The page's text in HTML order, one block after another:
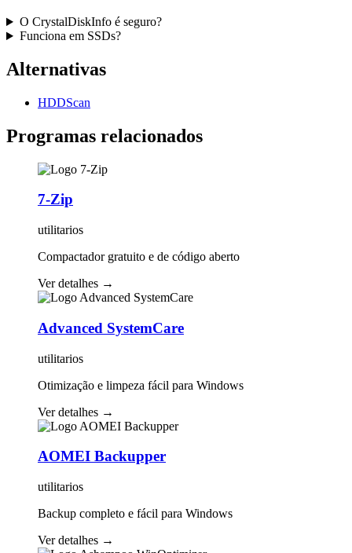
O CrystalDiskInfo é seguro?
Funciona em SSDs?
Alternativas
HDDScan
Programas relacionados
7-Zip
utilitarios
Compactador gratuito e de código aberto
Ver detalhes →
Advanced SystemCare
utilitarios
Otimização e limpeza fácil para Windows
Ver detalhes →
AOMEI Backupper
utilitarios
Backup completo e fácil para Windows
Ver detalhes →